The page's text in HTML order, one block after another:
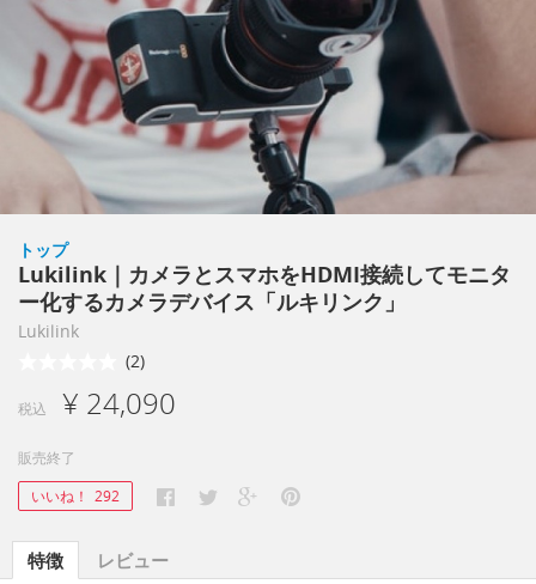
トップ
Lukilink｜カメラとスマホをHDMI接続してモニタ
ー化するカメラデバイス「ルキリンク」
Lukilink
(2)
税込 ¥ 24,090
販売終了
いいね！ 292
特徴 レビュー